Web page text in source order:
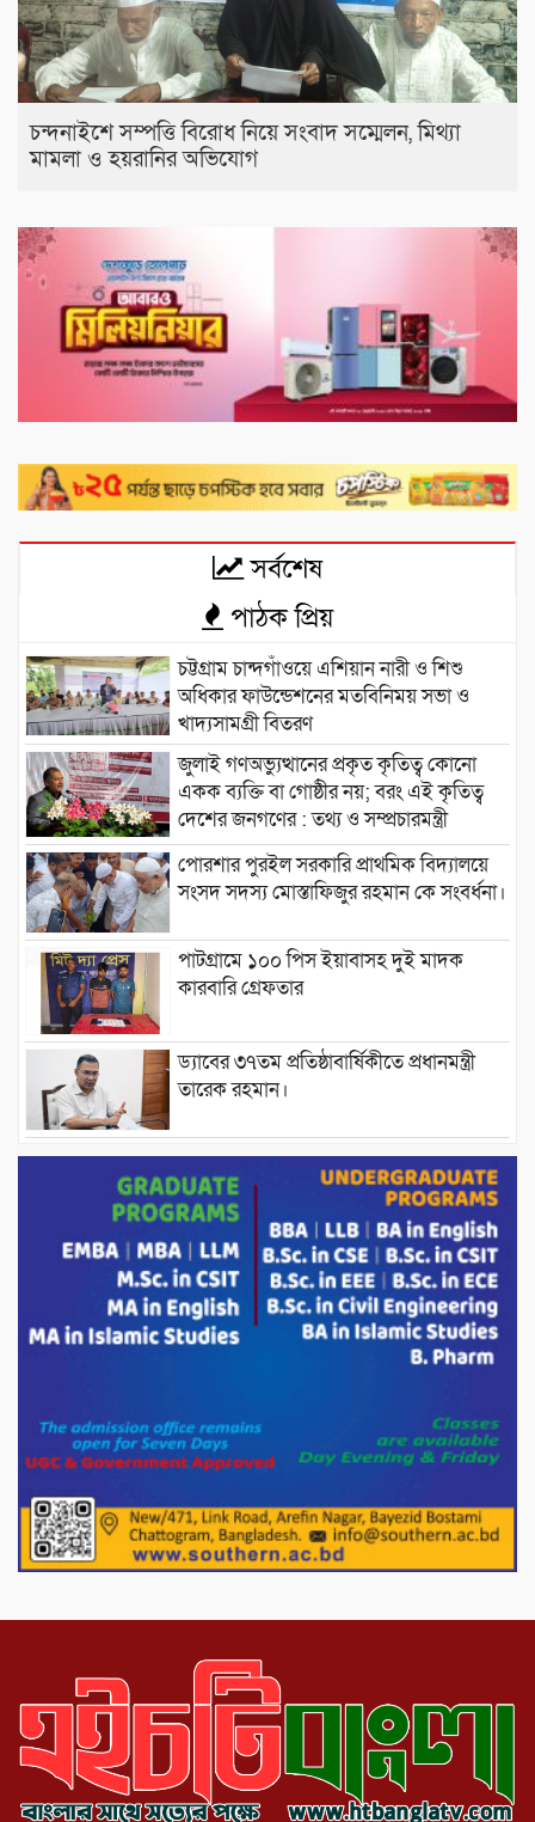
চন্দনাইশে সম্পত্তি বিরোধ নিয়ে সংবাদ সম্মেলন, মিথ্যা
মামলা ও হয়রানির অভিযোগ
সর্বশেষ
পাঠক প্রিয়
চট্টগ্রাম চান্দগাঁওয়ে এশিয়ান নারী ও শিশু
অধিকার ফাউন্ডেশনের মতবিনিময় সভা ও
খাদ্যসামগ্রী বিতরণ
জুলাই গণঅভ্যুত্থানের প্রকৃত কৃতিত্ব কোনো
একক ব্যক্তি বা গোষ্ঠীর নয়; বরং এই কৃতিত্ব
দেশের জনগণের : তথ্য ও সম্প্রচারমন্ত্রী
পোরশার পুরইল সরকারি প্রাথমিক বিদ্যালয়ে
সংসদ সদস্য মোস্তাফিজুর রহমান কে সংবর্ধনা।
পাটগ্রামে ১০০ পিস ইয়াবাসহ দুই মাদক
কারবারি গ্রেফতার
ড্যাবের ৩৭তম প্রতিষ্ঠাবার্ষিকীতে প্রধানমন্ত্রী
তারেক রহমান।
চন্দনাইশের হাশিমপুর ৪ নং ওয়ার্ডে ৫’শতাধিক
হতদরিদ্র পরিবারের মাঝে খাদ্যসামগ্রী বিতরণ
করেন মনজুর মোরশেদ
পরিবেশ রক্ষায় পাটগ্রামে ইহসান ইয়ুথ
সার্কেলের বৃক্ষরোপণ
মিরপুর-১১ নম্বরে দুর্বৃত্তদের গুলিতে বিএনপি
পাটগ্রামে চিকিৎসা সেবায় বীর মুক্তিযোদ্ধা দবির
উদ্দিন ফাউন্ডেশন
পাটগ্রামের দহগ্রাম ইউনিয়নের প্রধান সড়ক
ভেঙ্গে যোগাযোগ বিছিন্ন